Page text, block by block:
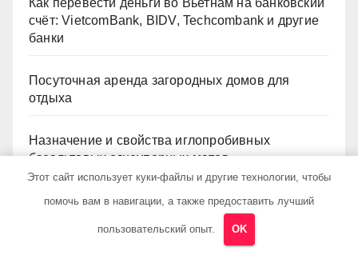
счёт: VietcomBank, BIDV, Techcombank и другие
банки
Посуточная аренда загородных домов для
отдыха
Назначение и свойства иглопробивных
базальтовых огнеупорных матов
Место современных профессий в онлайн-
Этот сайт использует куки-файлы и другие технологии, чтобы
помочь вам в навигации, а также предоставить лучший
пользовательский опыт. OK